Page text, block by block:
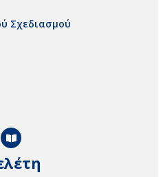
Σχεδιασμού